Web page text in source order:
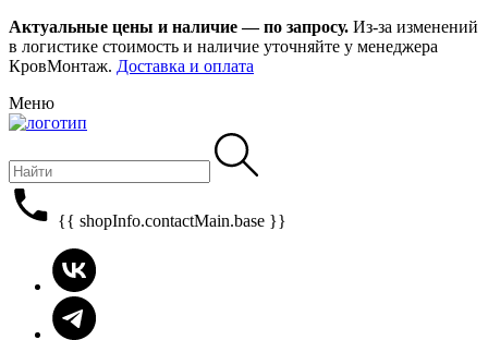
Актуальные цены и наличие — по запросу. Из-за изменений
в логистике стоимость и наличие уточняйте у менеджера
КровМонтаж. Доставка и оплата
Меню
{{ shopInfo.contactMain.base }}